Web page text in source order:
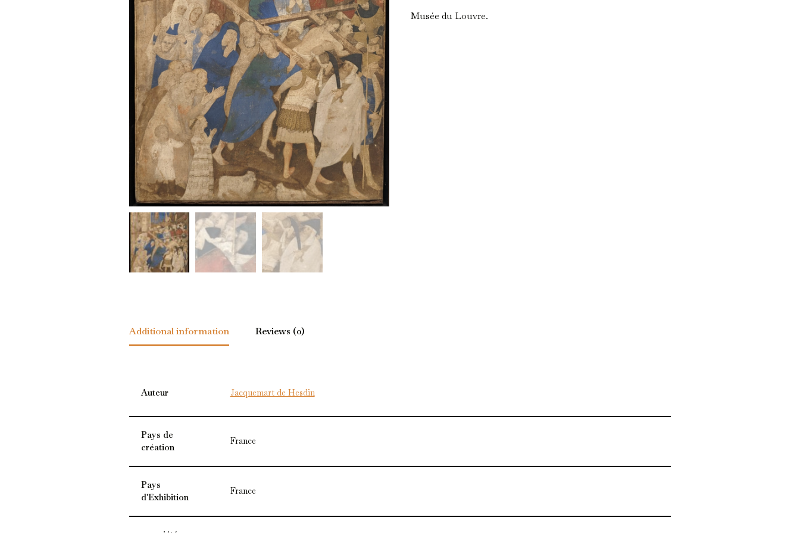
Musée du Louvre.
Additional information Reviews (0)
Auteur Jacquemart de Hesdin
Pays de
création
France
Pays
d'Exhibition
France